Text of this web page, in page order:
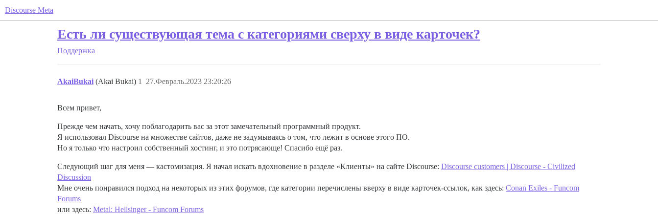
Discourse Meta
Есть ли существующая тема с категориями сверху в виде карточек?
Поддержка
AkaiBukai (Akai Bukai) 27.Февраль.2023 23:20:26
1
Всем привет,
Прежде чем начать, хочу поблагодарить вас за этот замечательный программный продукт.
Я использовал Discourse на множестве сайтов, даже не задумываясь о том, что лежит в основе этого ПО.
Но я только что настроил собственный хостинг, и это потрясающе! Спасибо ещё раз.
Следующий шаг для меня — кастомизация. Я начал искать вдохновение в разделе «Клиенты» на сайте Discourse: Discourse customers | Discourse - Civilized
Discussion
Мне очень понравился подход на некоторых из этих форумов, где категории перечислены вверху в виде карточек-ссылок, как здесь: Conan Exiles - Funcom
Forums
или здесь: Metal: Hellsinger - Funcom Forums